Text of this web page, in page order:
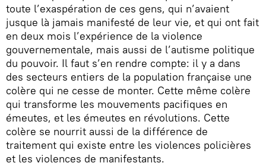
toute l’exaspération de ces gens, qui n’avaient
jusque là jamais manifesté de leur vie, et qui ont fait
en deux mois l’expérience de la violence
gouvernementale, mais aussi de l’autisme politique
du pouvoir. Il faut s’en rendre compte: il y a dans
des secteurs entiers de la population française une
colère qui ne cesse de monter. Cette même colère
qui transforme les mouvements pacifiques en
émeutes, et les émeutes en révolutions. Cette
colère se nourrit aussi de la différence de
traitement qui existe entre les violences policières
et les violences de manifestants.